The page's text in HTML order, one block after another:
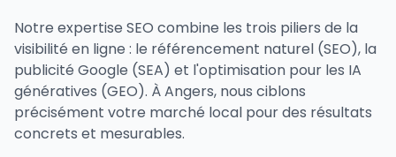
Notre expertise SEO combine les trois piliers de la
visibilité en ligne : le référencement naturel (SEO), la
publicité Google (SEA) et l'optimisation pour les IA
génératives (GEO). À Angers, nous ciblons
précisément votre marché local pour des résultats
concrets et mesurables.